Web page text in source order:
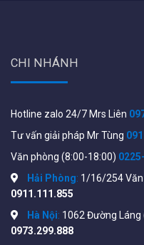
CHI NHÁNH
Hotline zalo 24/7 Mrs Liên
Tư vấn giải pháp Mr Tùng
Văn phòng (8:00-18:00)
Hải Phòng: 1/16/254 Văn
0911.111.855
Hà Nội: 1062 Đường Láng
0973.299.888